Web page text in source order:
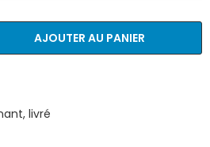
AJOUTER AU PANIER
livré